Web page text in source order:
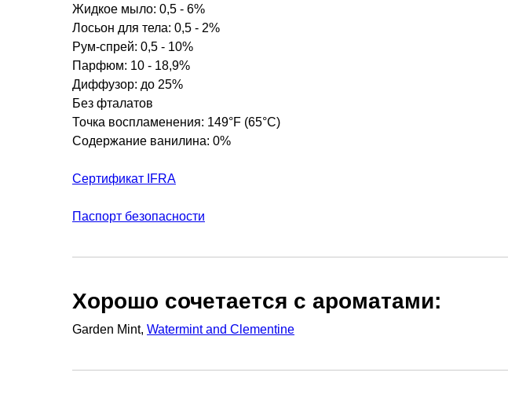
Жидкое мыло: 0,5 - 6%
Лосьон для тела: 0,5 - 2%
Рум-спрей: 0,5 - 10%
Парфюм: 10 - 18,9%
Диффузор: до 25%
Без фталатов
Точка воспламенения: 149°F (65°C)
Содержание ванилина: 0%
Сертификат IFRA
Паспорт безопасности
Хорошо сочетается с ароматами:
Garden Mint, Watermint and Clementine